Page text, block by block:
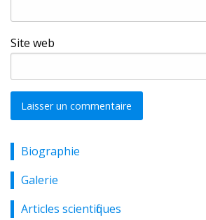
Site web
Alternative:
Biographie
Galerie
Articles scientifiques